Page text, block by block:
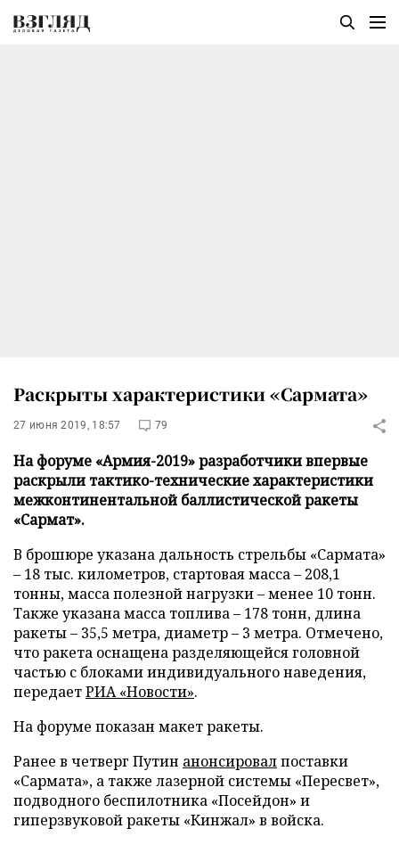
Раскрыты характеристики «Сармата»
27 июня 2019, 18:57 79
На форуме «Армия-2019» разработчики впервые
раскрыли тактико-технические характеристики
межконтинентальной баллистической ракеты
«Сармат».
В брошюре указана дальность стрельбы «Сармата»
– 18 тыс. километров, стартовая масса – 208,1
тонны, масса полезной нагрузки – менее 10 тонн.
Также указана масса топлива – 178 тонн, длина
ракеты – 35,5 метра, диаметр – 3 метра. Отмечено,
что ракета оснащена разделяющейся головной
частью с блоками индивидуального наведения,
передаетРИА «Новости».
На форуме показан макет ракеты.
Ранее в четверг Путин анонсировалпоставки
«Сармата», а также лазерной системы «Пересвет»,
подводного беспилотника «Посейдон» и
гиперзвуковой ракеты «Кинжал» в войска.